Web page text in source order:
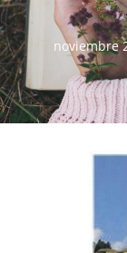
noviembre